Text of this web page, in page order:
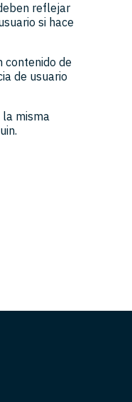
reflejar
si hace
contenido de
de usuario
misma